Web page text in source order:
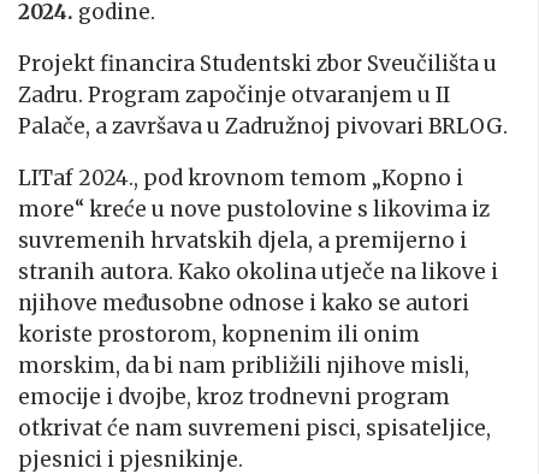
2024. godine.
Projekt financira Studentski zbor Sveučilišta u
Zadru. Program započinje otvaranjem u II
Palače, a završava u Zadružnoj pivovari BRLOG.
LITaf 2024., pod krovnom temom „Kopno i
more“ kreće u nove pustolovine s likovima iz
suvremenih hrvatskih djela, a premijerno i
stranih autora. Kako okolina utječe na likove i
njihove međusobne odnose i kako se autori
koriste prostorom, kopnenim ili onim
morskim, da bi nam približili njihove misli,
emocije i dvojbe, kroz trodnevni program
otkrivat će nam suvremeni pisci, spisateljice,
pjesnici i pjesnikinje.